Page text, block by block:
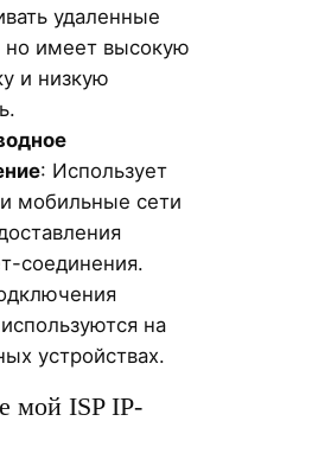
удаленные
но имеет высокую
и низкую
: Использует
мобильные сети
соединения.
на
устройствах.
мой ISP IP-